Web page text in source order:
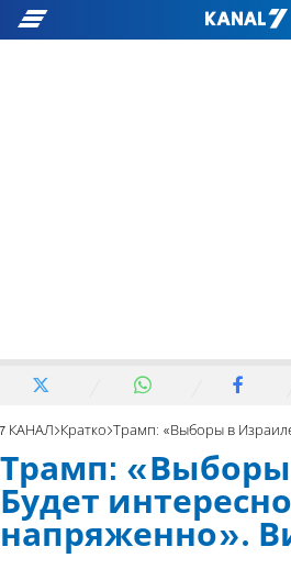
7 КАНАЛ Кратко Трамп: «Выборы в Израиле. Будет
Трамп:
Будет
напряженно».